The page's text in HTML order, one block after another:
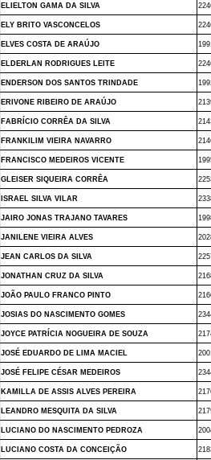
ELIELTON GAMA DA SILVA
ELY BRITO VASCONCELOS
ELVES COSTA DE ARAÚJO
ELDERLAN RODRIGUES LEITE
ENDERSON DOS SANTOS TRINDADE
ERIVONE RIBEIRO DE ARAÚJO
FABRÍCIO CORRÊA DA SILVA
FRANKILIM VIEIRA NAVARRO
FRANCISCO MEDEIROS VICENTE
GLEISER SIQUEIRA CORRÊA
ISRAEL SILVA VILAR
JAIRO JONAS TRAJANO TAVARES
JANILENE VIEIRA ALVES
JEAN CARLOS DA SILVA
JONATHAN CRUZ DA SILVA
JOÃO PAULO FRANCO PINTO
JOSIAS DO NASCIMENTO GOMES
JOYCE PATRÍCIA NOGUEIRA DE SOUZA
JOSÉ EDUARDO DE LIMA MACIEL
JOSÉ FELIPE CÉSAR MEDEIROS
KAMILLA DE ASSIS ALVES PEREIRA
LEANDRO MESQUITA DA SILVA
LUCIANO DO NASCIMENTO PEDROZA
LUCIANO COSTA DA CONCEIÇÃO